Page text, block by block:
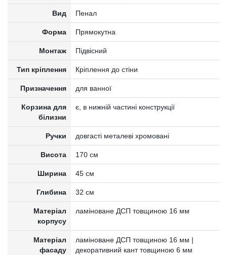
Вид Пенал
Форма Прямокутна
Монтаж Підвісний
Тип кріплення Кріплення до стіни
Призначення для ванної
Корзина для
білизни
є, в нижній частині конструкції
Ручки довгасті металеві хромовані
Висота 170 см
Ширина 45 см
Глибина 32 см
Матеріал
корпусу
ламіноване ДСП товщиною 16 мм
Матеріал
фасаду
ламіноване ДСП товщиною 16 мм |
декоративний кант товщиною 6 мм